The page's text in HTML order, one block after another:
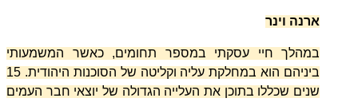
ארנה וינר
במהלך חיי עסקתי במספר תחומים, כאשר המשמעותי
ביניהם הוא במחלקת עליה וקליטה של הסוכנות היהודית. 15
שנים שכללו בתוכן את העלייה הגדולה של יוצאי חבר העמים